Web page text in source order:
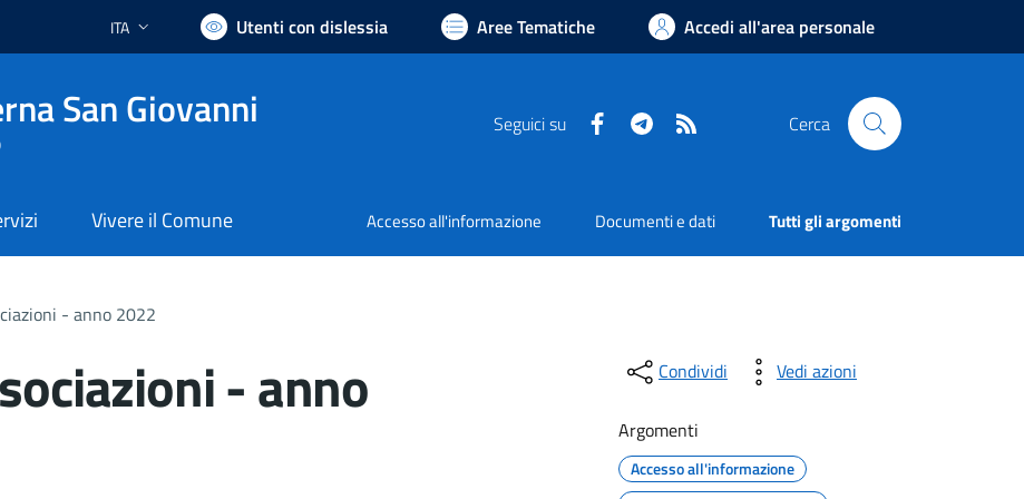
Lingua attiva:
ITA Utenti con dislessia Aree Tematiche Accedi all'area personale
San Giovanni Seguici su FacebookTelegram Cerca
Vivere il Comune Accesso all'informazione Documenti e dati Tutti gli argomenti
- anno 2022
- anno
Condividi Vedi azioni
Argomenti
Accesso all'informazione